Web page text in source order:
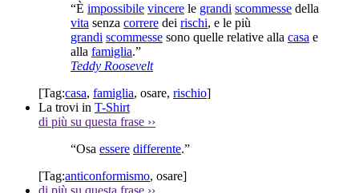
“È impossibile vincere le grandi scommesse della
vita senza correre dei rischi, e le più
grandi scommesse sono quelle relative alla casa e
alla famiglia.”
Teddy Roosevelt
[Tag:casa, famiglia, osare, rischio]
La trovi in T-Shirt
di più su questa frase ››
“Osa essere differente.”
[Tag:anticonformismo, osare]
di più su questa frase ››